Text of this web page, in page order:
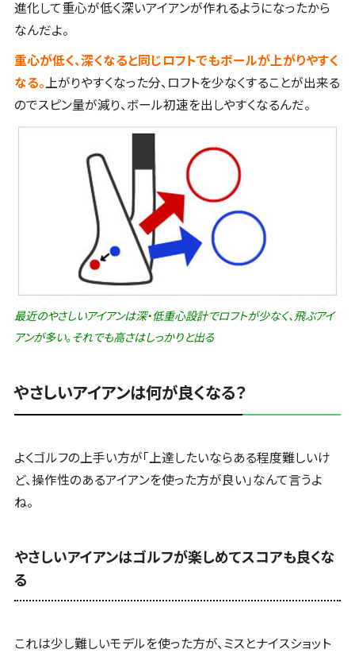
進化して重心が低く深いアイアンが作れるようになったから
なんだよ。
重心が低く、深くなると同じロフトでもボールが上がりやすく
なる。上がりやすくなった分、ロフトを少なくすることが出来る
のでスピン量が減り、ボール初速を出しやすくなるんだ。
最近のやさしいアイアンは深・低重心設計でロフトが少なく、飛ぶアイ
アンが多い。それでも高さはしっかりと出る
やさしいアイアンは何が良くなる？
よくゴルフの上手い方が「上達したいならある程度難しいけ
ど、操作性のあるアイアンを使った方が良い」なんて言うよ
ね。
やさしいアイアンはゴルフが楽しめてスコアも良くな
る
これは少し難しいモデルを使った方が、ミスとナイスショット